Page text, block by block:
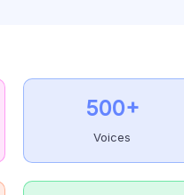
500+
Voices